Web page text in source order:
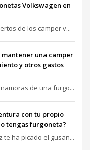
Volkswagen en
de los camper v...
una camper
y otros gastos
de una furgo...
con tu propio
tengas furgoneta?
te ha picado el gusan...